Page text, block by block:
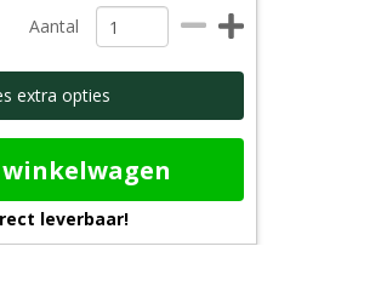
Aantal
extra opties
leverbaar!